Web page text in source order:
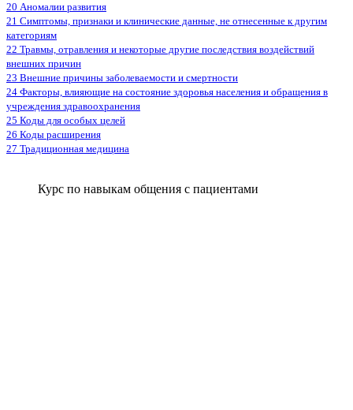
20 Аномалии развития
21 Симптомы, признаки и клинические данные, не отнесенные к другим
категориям
22 Травмы, отравления и некоторые другие последствия воздействий
внешних причин
23 Внешние причины заболеваемости и смертности
24 Факторы, влияющие на состояние здоровья населения и обращения в
учреждения здравоохранения
25 Коды для особых целей
26 Коды расширения
27 Традиционная медицина
Курс по навыкам общения с пациентами